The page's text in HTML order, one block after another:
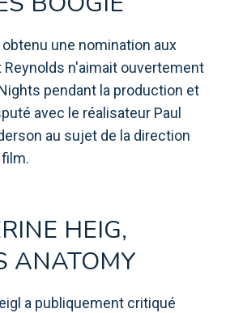
une nomination aux
Reynolds n'aimait ouvertement
pendant la production et
avec le réalisateur Paul
au sujet de la direction
HEIG,
ANATOMY
a publiquement critiqué